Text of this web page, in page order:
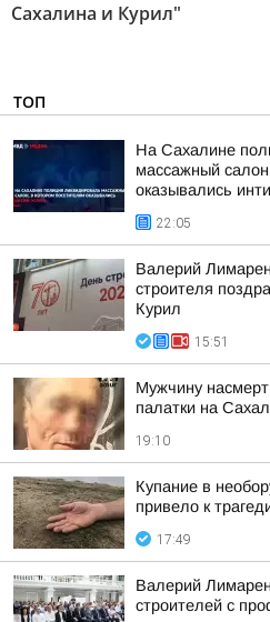
Сахалина и Курил"
ТОП
На Сахалине
массажный
оказывались
22:05
Валерий
строителя
Курил
15:51
Мужчину
палатки на
19:10
Купание в
привело к
17:49
Валерий
строителей с